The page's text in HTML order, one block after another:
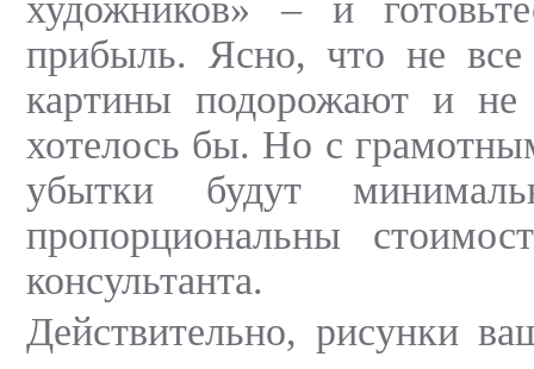
прибыль. Ясно, что не
картины подорожают и не
хотелось бы. Но с
убытки будут
пропорциональны
консультанта.
Действительно, рисунки